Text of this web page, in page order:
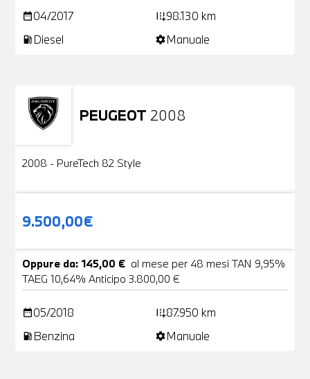
date_range04/2017 add_road98.130 km
local_gas_station Diesel settingsManuale
PEUGEOT 2008
Usato
2008 - PureTech 82 Style
9.500,00€
Oppure da: 145,00 € al mese per 48 mesi TAN 9,95%
TAEG 10,64% Anticipo 3.800,00 €
date_range05/2018 add_road87.950 km
local_gas_station Benzina settingsManuale